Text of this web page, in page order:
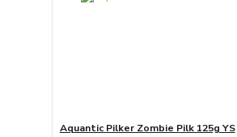
Aquantic Pilker Zombie Pilk 125g YS